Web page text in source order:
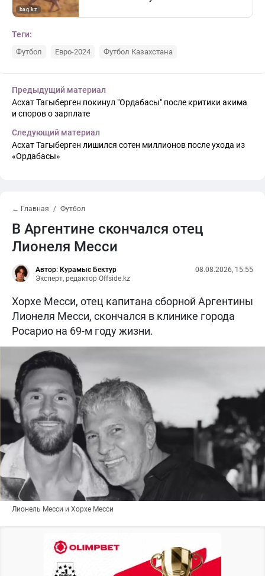
Теги:
Футбол Евро-2024 Футбол Казахстана
Предыдущий материал
Асхат Тагыберген покинул "Ордабасы" после критики акима
и споров о зарплате
Следующий материал
Асхат Тагыберген лишился сотен миллионов после ухода из
«Ордабасы»
← Главная Футбол
В Аргентине скончался отец
Лионеля Месси
Автор: Курамыс Бектур
Эксперт, редактор Offside.kz
08.08.2026, 15:55
Хорхе Месси, отец капитана сборной Аргентины
Лионеля Месси, скончался в клинике города
Росарио на 69-м году жизни.
Лионель Месси и Хорхе Месси